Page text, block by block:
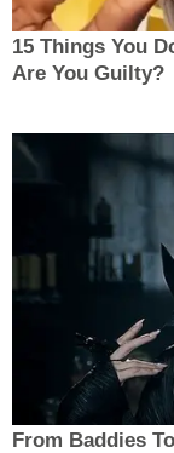
15 Things You
Are You Guilty?
From Baddies